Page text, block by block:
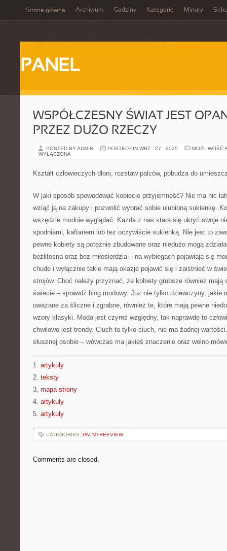
Strona główna Archiwum Godziny Kategorie Minuty
PANEL
WSPÓŁCZESNY ŚWIAT JEST
PRZEZ DUŻO RZECZY
POSTED BY ADMIN POSTED ON WRZ - 27 - 2025
MOŻLIWOŚĆ
WYŁĄCZONA
Kształt człowieczych dłoni, rozstaw palców, pobudza do
W jaki sposób spowodować kobiecie przyjemność? Nie ma nic
wziąć ją na zakupy i pozwolić wybrać sobie ulubioną sukienkę.
wszędzie modnie wyglądać. Każda z nas stara się ukryć swoje
spodniami, kaftanem lub też oczywiście sukienką. Nie jest to
pewne kobiety są potężnie zbudowane oraz niedużo mogą
bezlitosna oraz bez miłosierdzia – na wybiegach pojawiają się
chude i wyłącznie takie mają okazje pojawić się i zaistnieć w
strojów. Choć należy przyznać, że kobiety grubsze również mają
świecie – sprawdź blog modowy. Już nie tylko dziewczyny, jakie
uważane za śliczne i zgrabne, również te, które mają pewne
wzory klasyki. Moda jest czymś względny, tak naprawdę to
chwilowo jest trendy. Ciuch to tylko ciuch, nie ma żadnej
słusznej osobie – wówczas ma jakieś znaczenie oraz wolno
1. artykuly
2. teksty
3. mapa strony
4. artykuly
5. artykuly
CATEGORIES: PALMTREEVIEW
Comments are closed.